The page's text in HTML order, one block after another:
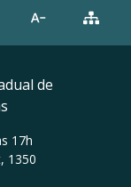
de
17h
1350